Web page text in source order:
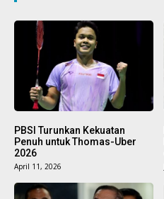
OLAHRAGA
TENTANG KAMI
Baca Juga: Sampah Plastik
Jadi Aspal Berkualitas
OLAHRAGA
TENTANG KAMI
Baca Juga: Pengeroyokan
Polisi Diminta Bertindak
PBSI Turunkan Kekuatan
Penuh untuk Thomas-Uber
2026
April 11, 2026